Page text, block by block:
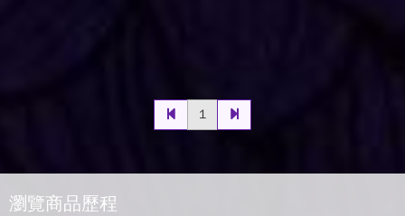
1
瀏覽商品歷程